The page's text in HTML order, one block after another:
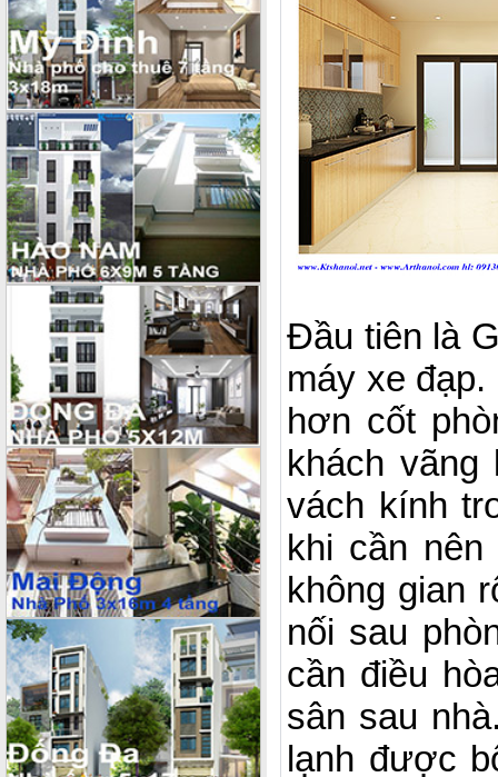
Đầu tiên là
máy xe
hơn cốt
khách
vách kính
khi cần
không gian
nối sau
cần điều
sân sau
lạnh được